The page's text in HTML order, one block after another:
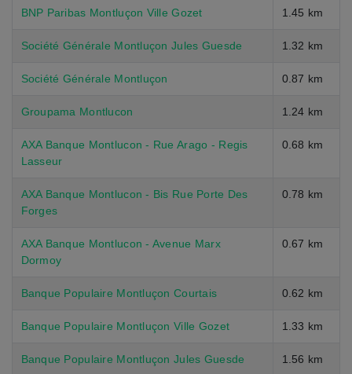
BNP Paribas Montluçon Ville Gozet 1.45 km
Société Générale Montluçon Jules Guesde 1.32 km
Société Générale Montluçon 0.87 km
Groupama Montlucon 1.24 km
AXA Banque Montlucon - Rue Arago - Regis
Lasseur
0.68 km
AXA Banque Montlucon - Bis Rue Porte Des
Forges
0.78 km
AXA Banque Montlucon - Avenue Marx
Dormoy
0.67 km
Banque Populaire Montluçon Courtais 0.62 km
Banque Populaire Montluçon Ville Gozet 1.33 km
Banque Populaire Montluçon Jules Guesde 1.56 km